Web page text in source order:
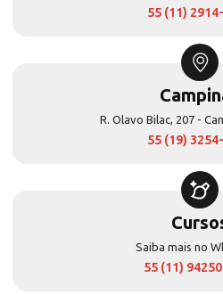
55 (11)
R. Olavo Bilac, 207 -
55 (19)
Saiba mais no
55 (11)